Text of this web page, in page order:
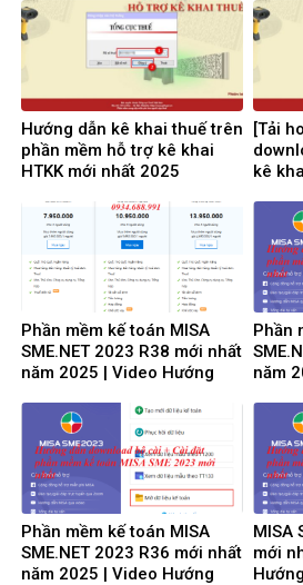
dẫn tải Download cài đặt
dẫn
Hướng dẫn kê khai thuế trên
phần mềm hỗ trợ kê khai
HTKK mới nhất 2025
[Tải
kê
Phần mềm kế toán MISA
SME.NET 2023 R38 mới nhất
năm 2025 | Video Hướng
Phần
năm
Phần mềm kế toán MISA
SME.NET 2023 R36 mới nhất
năm 2025 | Video Hướng
MISA
mới